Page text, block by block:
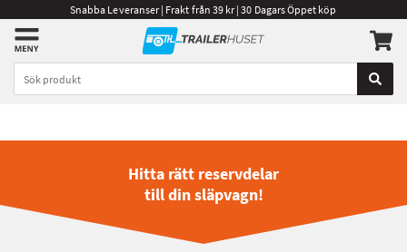
Snabba Leveranser | Frakt från 39 kr | 30 Dagars Öppet köp
Hitta rätt reservdelar
till din släpvagn!